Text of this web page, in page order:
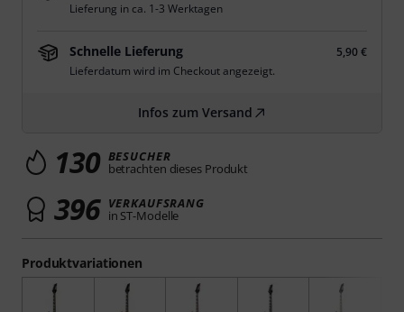
Produktvariationen
Lieferung in ca. 1-3 Werktagen
Schnelle Lieferung
5,90 €
Lieferdatum wird im Checkout angezeigt.
Infos zum Versand
130 BESUCHER
betrachten dieses Produkt
396 VERKAUFSRANG
in ST-Modelle